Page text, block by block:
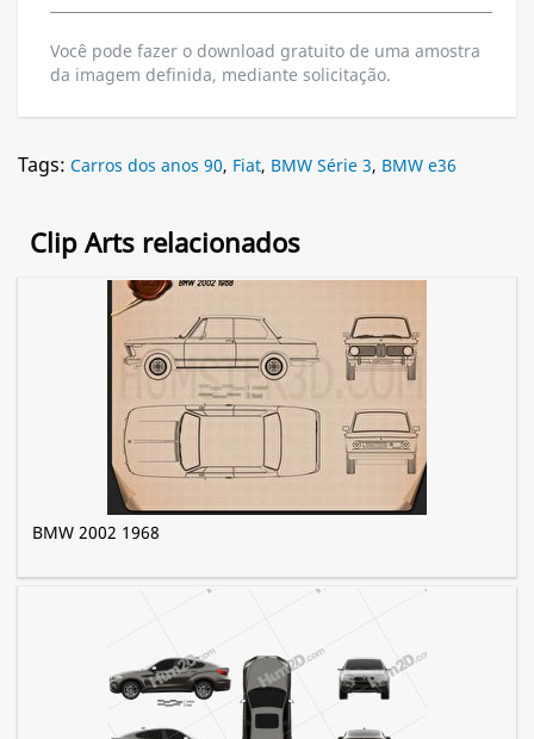
Você pode fazer o download gratuito de uma amostra
da imagem definida, mediante solicitação.
Tags: Carros dos anos 90, Fiat, BMW Série 3, BMW e36
Clip Arts relacionados
BMW 2002 1968